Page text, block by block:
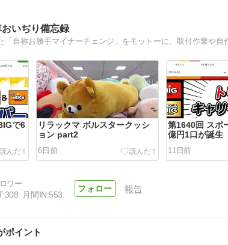
いぢり備忘録
で6
リラックマ ボルスタークッシ
ョン part2
6日前
第1640回 スポ
億円1口が誕生
11日前
308 月間IN:553
報告
ポイント